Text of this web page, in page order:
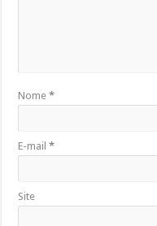
Nome*
E-mail*
Site